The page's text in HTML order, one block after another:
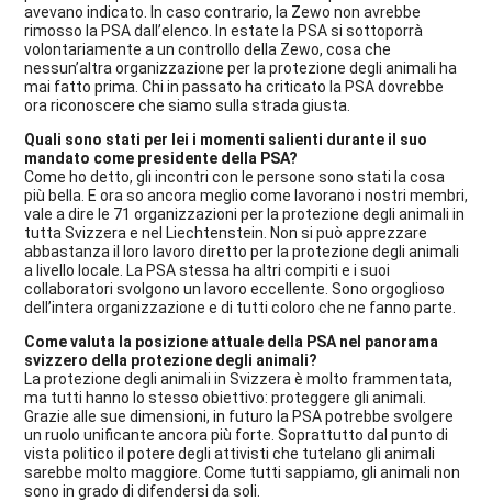
avevano indicato. In caso contrario, la Zewo non avrebbe
rimosso la PSA dall’elenco. In estate la PSA si sottoporrà
volontariamente a un controllo della Zewo, cosa che
nessun’altra organizzazione per la protezione degli animali ha
mai fatto prima. Chi in passato ha criticato la PSA dovrebbe
ora riconoscere che siamo sulla strada giusta.
Quali sono stati per lei i momenti salienti durante il suo
mandato come presidente della PSA?
Come ho detto, gli incontri con le persone sono stati la cosa
più bella. E ora so ancora meglio come lavorano i nostri membri,
vale a dire le 71 organizzazioni per la protezione degli animali in
tutta Svizzera e nel Liechtenstein. Non si può apprezzare
abbastanza il loro lavoro diretto per la protezione degli animali
a livello locale. La PSA stessa ha altri compiti e i suoi
collaboratori svolgono un lavoro eccellente. Sono orgoglioso
dell’intera organizzazione e di tutti coloro che ne fanno parte.
Come valuta la posizione attuale della PSA nel panorama
svizzero della protezione degli animali?
La protezione degli animali in Svizzera è molto frammentata,
ma tutti hanno lo stesso obiettivo: proteggere gli animali.
Grazie alle sue dimensioni, in futuro la PSA potrebbe svolgere
un ruolo unificante ancora più forte. Soprattutto dal punto di
vista politico il potere degli attivisti che tutelano gli animali
sarebbe molto maggiore. Come tutti sappiamo, gli animali non
sono in grado di difendersi da soli.